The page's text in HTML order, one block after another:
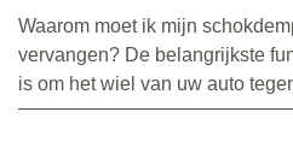
Waarom moet ik mijn
vervangen? De belangrijkste
is om het wiel van uw auto